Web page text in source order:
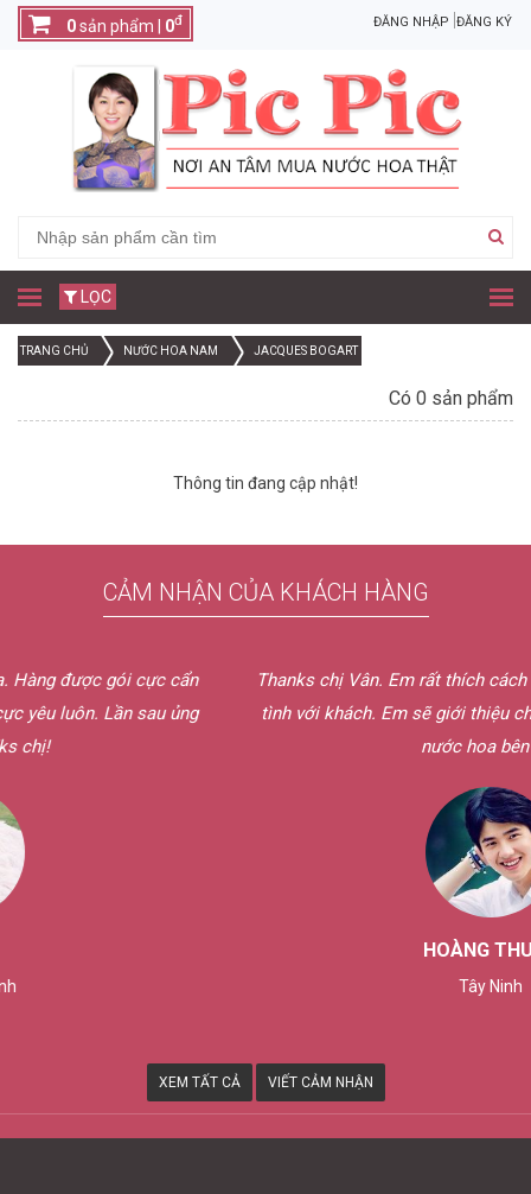
ĐĂNG NHẬP ĐĂNG KÝ
0sản phẩm | 0đ
LỌC
TRANG CHỦ NƯỚC HOA NAM JACQUES BOGART
Có 0 sản phẩm
Thông tin đang cập nhật!
CẢM NHẬN CỦA KHÁCH HÀNG
cực cẩn
ủng
Thanks chị Vân. Em rất thích cách phục vụ bên
tình với khách. Em sẽ giới thiệu cho bạn bè của
nước hoa bên chị.
HOÀNG THUẬN
XEM TẤT CẢ VIẾT CẢM NHẬN